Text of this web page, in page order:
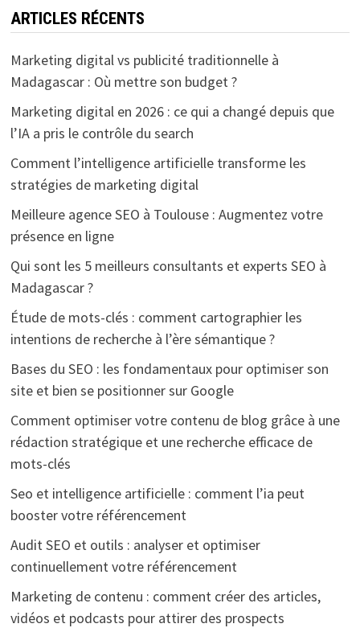
ARTICLES RÉCENTS
Marketing digital vs publicité traditionnelle à
Madagascar : Où mettre son budget ?
Marketing digital en 2026 : ce qui a changé depuis que
l’IA a pris le contrôle du search
Comment l’intelligence artificielle transforme les
stratégies de marketing digital
Meilleure agence SEO à Toulouse : Augmentez votre
présence en ligne
Qui sont les 5 meilleurs consultants et experts SEO à
Madagascar ?
Étude de mots-clés : comment cartographier les
intentions de recherche à l’ère sémantique ?
Bases du SEO : les fondamentaux pour optimiser son
site et bien se positionner sur Google
Comment optimiser votre contenu de blog grâce à une
rédaction stratégique et une recherche efficace de
mots-clés
Seo et intelligence artificielle : comment l’ia peut
booster votre référencement
Audit SEO et outils : analyser et optimiser
continuellement votre référencement
Marketing de contenu : comment créer des articles,
vidéos et podcasts pour attirer des prospects